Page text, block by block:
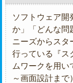
ソフトウェア開
か」「どんな問
ニーズからスタ
行っている『ス
ムワークを用
～画面設計まで